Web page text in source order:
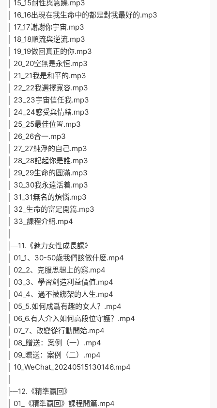
│ 15_15耐性與急躁.mp3
│ 16_16出現在我生命中的都是對我最好的.mp3
│ 17_17謝謝你宇宙.mp3
│ 18_18順流與逆流.mp3
│ 19_19做回真正的你.mp3
│ 20_20空無是永恒.mp3
│ 21_21我是和平的.mp3
│ 22_22我選擇寬容.mp3
│ 23_23宇宙信任我.mp3
│ 24_24感受與情緒.mp3
│ 25_25最佳位置.mp3
│ 26_26合一.mp3
│ 27_27純淨的自己.mp3
│ 28_28記起你是誰.mp3
│ 29_29生命的圓滿.mp3
│ 30_30我永遠活着.mp3
│ 31_31無名的煩惱.mp3
│ 32_生命的富足開篇.mp3
│ 33_課程介紹.mp4
├─11.《魅力女性成長課》
│ 01_1、30-50歲我們該做什麽.mp4
│ 02_2、克服思想上的窮.mp4
│ 03_3、學習創造利益價值.mp4
│ 04_4、過不被綁架的人生.mp4
│ 05_5.如何成爲有趣的女人？.mp4
│ 06_6.有人介入如何高段位守護？.mp4
│ 07_7、改變從行動開始.mp4
│ 08_贈送：案例（一）.mp4
│ 09_贈送：案例（二）.mp4
│ 10_WeChat_20240515130146.mp4
├─12.《精準赢回》
│ 01_《精準赢回》課程開篇.mp4